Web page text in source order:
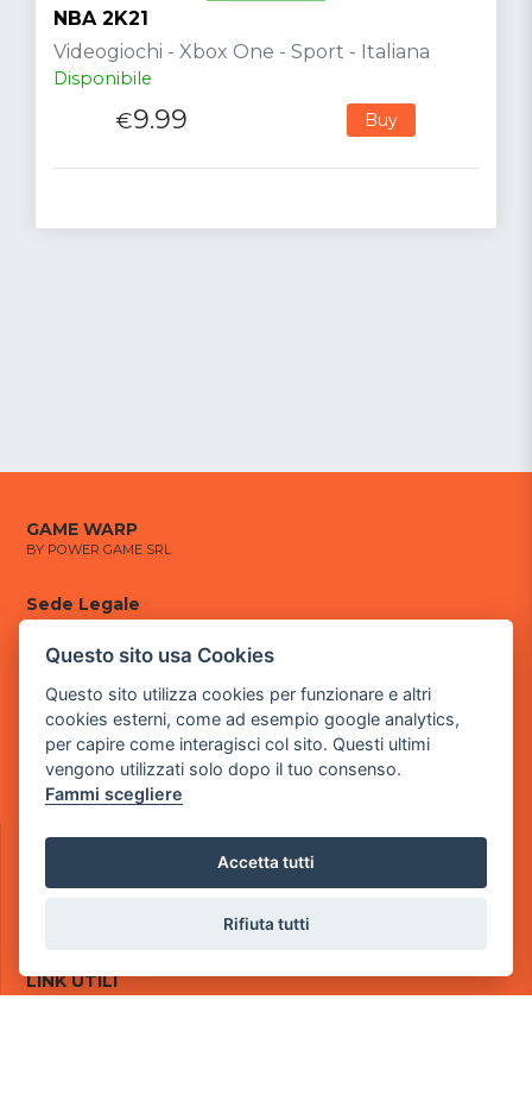
NBA 2K21
Videogiochi - Xbox One - Sport - Italiana
Disponibile
€9.99 Buy
GAME WARP
BY POWER GAME SRL
Sede Legale
- 25014 Castenedolo, Brescia
Sede Operativa
via Industriale, 2 - 25082 Botticino, BS
Partita iva 03308130982
Cod. SDI: USAL8PV
CONTATTI
info@powergame.it
tel.: +39 030 376 2377
LINK UTILI
Questo sito usa Cookies
Questo sito utilizza cookies per funzionare e altri
cookies esterni, come ad esempio google analytics,
per capire come interagisci col sito. Questi ultimi
vengono utilizzati solo dopo il tuo consenso.
Fammi scegliere
Accetta tutti
Rifiuta tutti